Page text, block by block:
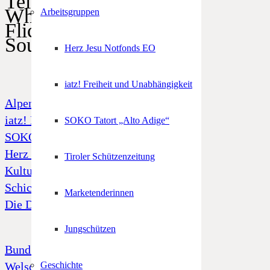
Arbeitsgruppen
Herz Jesu Notfonds EO
iatz! Freiheit und Unabhängigkeit
SOKO Tatort „Alto Adige“
Tiroler Schützenzeitung
Marketenderinnen
Jungschützen
Geschichte
WhatsApp
Flickr
SoundCloud
Alpenregionstreffen
iatz! Freiheit und Unabhängigkeit
SOKO Tatort „Alto Adige“
Herz Jesu Notfonds
Kulturfonds
Schicksal 39
Die Dornenkrone
Bund Tiroler Schützenkompanien
Welschtiroler Schützenbund